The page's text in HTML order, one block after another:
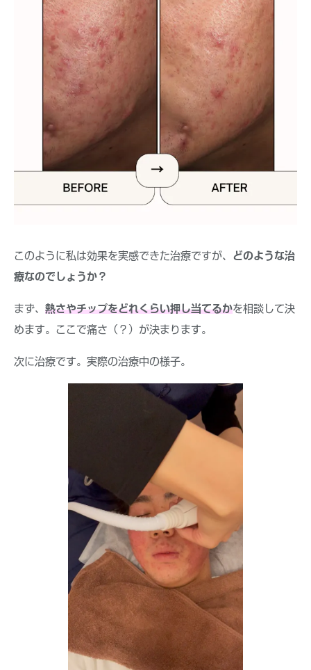
このように私は効果を実感できた治療ですが、 どのような治
療なのでしょうか？
まず、 熱さやチップをどれくらい押し当てるかを相談して決
めます。ここで痛さ（？）が決まります。
次に治療です。実際の治療中の様子。